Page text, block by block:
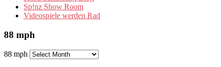
Sp!nz Show Room
Videospiele werden Rad
88 mph
88 mph